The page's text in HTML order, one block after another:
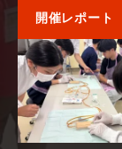
開催レポート